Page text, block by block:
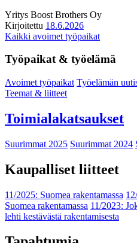
Yritys Boost Brothers Oy
Kirjoitettu 18.6.2026
Kaikki avoimet työpaikat
Työpaikat & työelämä
Avoimet työpaikat Työelämän
Teemat & liitteet
Toimialakatsaukset
Suurimmat 2025 Suurimmat 2024
Kaupalliset liitteet
11/2025: Suomea rakentamassa
Suomea rakentamassa 11/2023:
lehti kestävästä rakentamisesta